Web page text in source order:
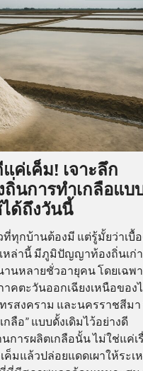
ค่เค็ม! เจาะลึก
นการทำเกลือแบ
ด้ถึงวันนี้
ที่ทุกบ้านต้องมี แต่รู้มั้ยว่าเบื้อ
เหล่านี้ มีภูมิปัญญาท้องถิ่นเก่
นหลายชั่วอายุคน โดยเฉพ
คตะวันออกเฉียงเหนือของ
รสงคราม และนครราชสีมา
ลือ” แบบดั้งเดิมไว้อย่างดี
ารผลิตเกลือนั้น ไม่ใช่แค่เ
มแล้วปล่อยแดดเผาให้ระเ